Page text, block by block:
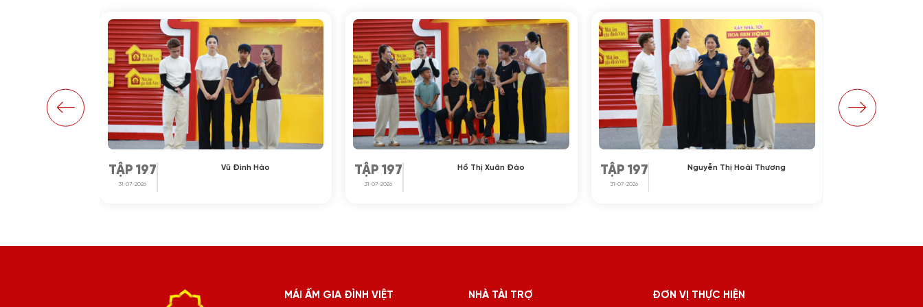
TẬP 197
31-07-2026
Vũ Đình Hào TẬP 197
31-07-2026
Hồ Thị Xuân Đào TẬP 197
31-07-2026
Nguyễn Thị Hoài Thương
MÁI ẤM GIA ĐÌNH VIỆT NHÀ TÀI TRỢ ĐƠN VỊ THỰC HIỆN